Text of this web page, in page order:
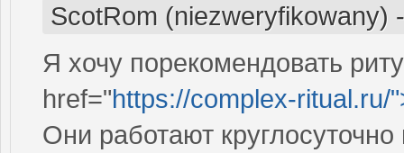
ScotRom (niezweryfikowany)
Я хочу порекомендовать
href="https://complex-ritual.ru/
Они работают